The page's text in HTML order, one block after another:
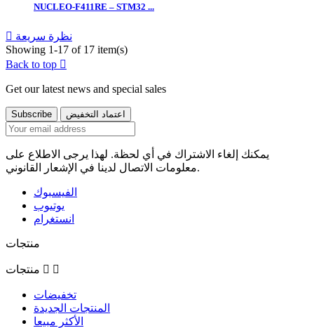
NUCLEO-F411RE – STM32 ...
 نظرة سريعة
Showing 1-17 of 17 item(s)
Back to top 
Get our latest news and special sales
يمكنك إلغاء الاشتراك في أي لحظة. لهذا يرجى الاطلاع على
معلومات الاتصال لدينا في الإشعار القانوني.
الفيسبوك
يوتيوب
انستغرام
منتجات
منتجات  
تخفيضات
المنتجات الجديدة
الأكثر مبيعا